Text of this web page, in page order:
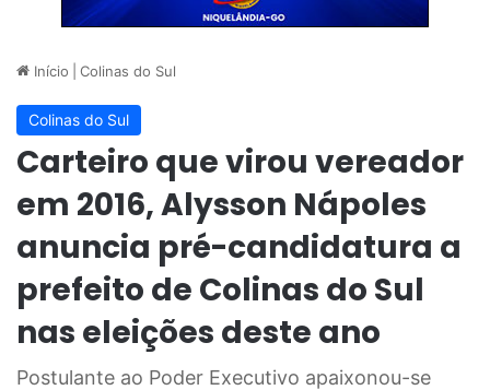
Início Colinas do Sul
Colinas do Sul
Carteiro que virou vereador
em 2016, Alysson Nápoles
anuncia pré-candidatura a
prefeito de Colinas do Sul
nas eleições deste ano
Postulante ao Poder Executivo apaixonou-se